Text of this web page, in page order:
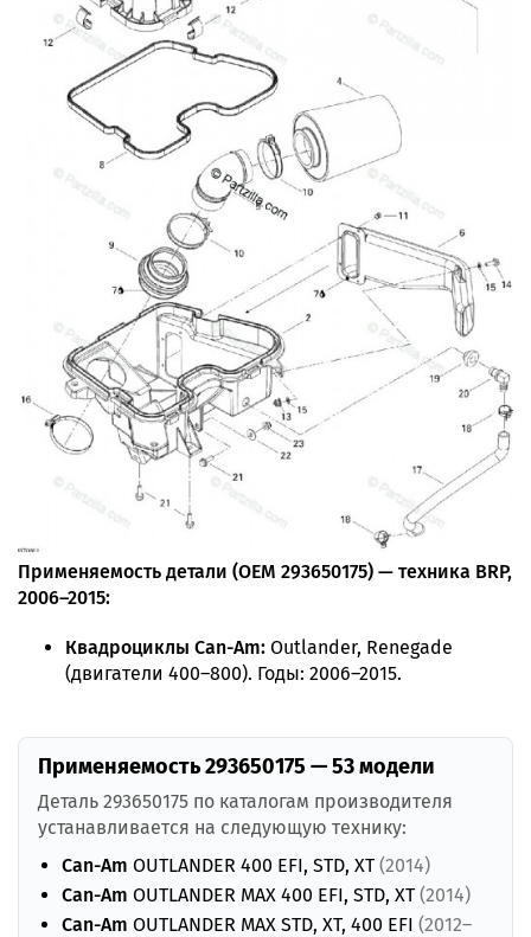
Применяемость детали (OEM 293650175) — техника BRP,
2006–2015:
Квадроциклы Can-Am: Outlander, Renegade
(двигатели 400–800). Годы: 2006–2015.
Применяемость 293650175 — 53 модели
Деталь 293650175 по каталогам производителя
устанавливается на следующую технику:
Can-Am OUTLANDER 400 EFI, STD, XT (2014)
Can-Am OUTLANDER MAX 400 EFI, STD, XT (2014)
Can-Am OUTLANDER MAX STD, XT, 400 EFI (2012–